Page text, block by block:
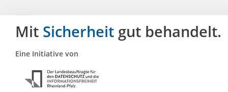
Eine Initiative von
Mit Sicherheit gut behandelt.